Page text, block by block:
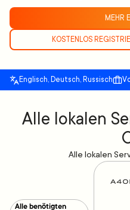
MEHR
KOSTENLOS
Englisch, Deutsch, Russisch
Alle lokalen
Alle lokalen
Alle benötigten